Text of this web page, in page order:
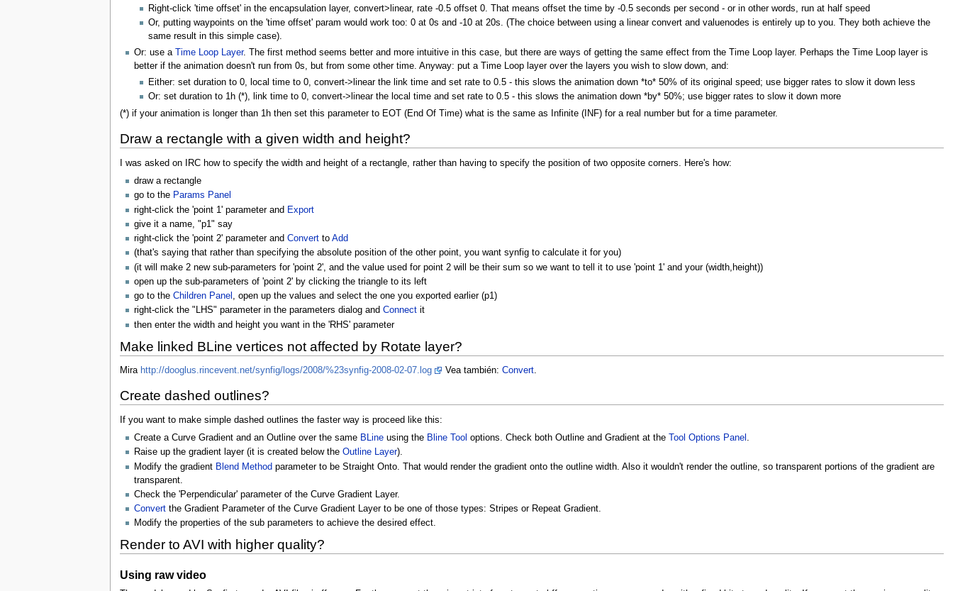
Right-click 'time offset' in the encapsulation layer, convert>linear, rate -0.5 offset 0. That means offset the time by -0.5 seconds per second - or in other words, run at half speed
Or, putting waypoints on the 'time offset' param would work too: 0 at 0s and -10 at 20s. (The choice between using a linear convert and valuenodes is entirely up to you. They both achieve the
same result in this simple case).
Or: use a
Time Loop Layer. The first method seems better and more intuitive in this case, but there are ways of getting the same effect from the Time Loop layer. Perhaps the Time Loop layer is
better if the animation doesn't run from 0s, but from some other time. Anyway: put a Time Loop layer over the layers you wish to slow down, and:
Either: set duration to 0, local time to 0, convert->linear the link time and set rate to 0.5 - this slows the animation down *to* 50% of its original speed; use bigger rates to slow it down less
Or: set duration to 1h (*), link time to 0, convert->linear the local time and set rate to 0.5 - this slows the animation down *by* 50%; use bigger rates to slow it down more
(*) if your animation is longer than 1h then set this parameter to EOT (End Of Time) what is the same as Infinite (INF) for a real number but for a time parameter.
Draw a rectangle with a given width and height?
I was asked on IRC how to specify the width and height of a rectangle, rather than having to specify the position of two opposite corners. Here's how:
draw a rectangle
go to the Params Panel
right-click the 'point 1' parameter and Export
give it a name, "p1" say
right-click the 'point 2' parameter and Convertto Add
(that's saying that rather than specifying the absolute position of the other point, you want synfig to calculate it for you)
(it will make 2 new sub-parameters for 'point 2', and the value used for point 2 will be their sum so we want to tell it to use 'point 1' and your (width,height))
open up the sub-parameters of 'point 2' by clicking the triangle to its left
go to the Children Panel , open up the values and select the one you exported earlier (p1)
right-click the "LHS" parameter in the parameters dialog and Connectit
then enter the width and height you want in the 'RHS' parameter
Make linked BLine vertices not affected by Rotate layer?
Mira http://dooglus.rincevent.net/synfig/logs/2008/%23synfig-2008-02-07.log Vea también: Convert.
Create dashed outlines?
If you want to make simple dashed outlines the faster way is proceed like this:
Create a Curve Gradient and an Outline over the same BLineusing the Bline Tool options. Check both Outline and Gradient at the Tool Options Panel .
Raise up the gradient layer (it is created below the Outline Layer).
Modify the gradient Blend Method parameter to be Straight Onto. That would render the gradient onto the outline width. Also it wouldn't render the outline, so transparent portions of the gradient are
transparent.
Check the 'Perpendicular' parameter of the Curve Gradient Layer.
Convertthe Gradient Parameter of the Curve Gradient Layer to be one of those types: Stripes or Repeat Gradient.
Modify the properties of the sub parameters to achieve the desired effect.
Render to AVI with higher quality?
Using raw video